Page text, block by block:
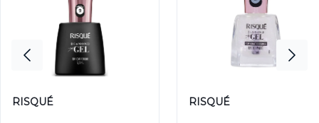
RISQUÉ RISQUÉ